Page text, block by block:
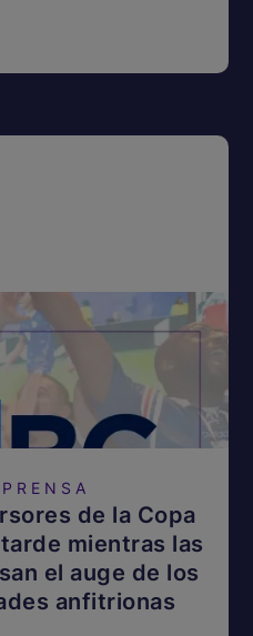
de la Copa
mientras las
el auge de los
anfitrionas